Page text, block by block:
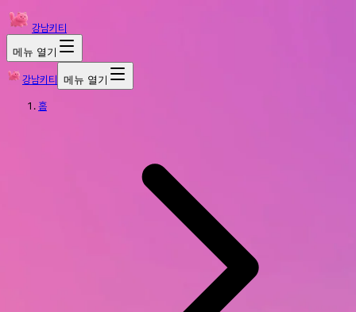
강남키티
메뉴 열기
강남키티 메뉴 열기
홈